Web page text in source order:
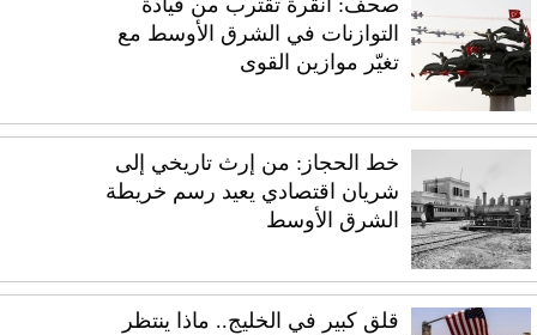
صحف: أنقرة تقترب من قيادة
التوازنات في الشرق الأوسط مع
تغيّر موازين القوى
خط الحجاز: من إرث تاريخي إلى
شريان اقتصادي يعيد رسم خريطة
الشرق الأوسط
قلق كبير في الخليج.. ماذا ينتظر